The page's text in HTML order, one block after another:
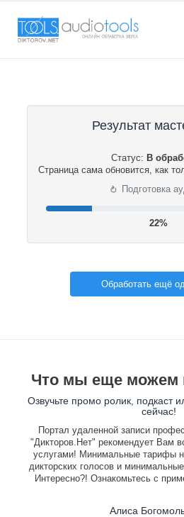
Результат
Статус: В
Страница сама обновится, как
⟳ Подготовка
22%
Обработать ещё
Что мы еще можем
Озвучьте промо ролик, подкаст
сейчас!
Портал удаленной записи
"Дикторов.Нет" рекомендует Вам
услугами! Минимальные тарифы
дикторских голосов и
Интересно?! Ознакомьтесь с
Алиса